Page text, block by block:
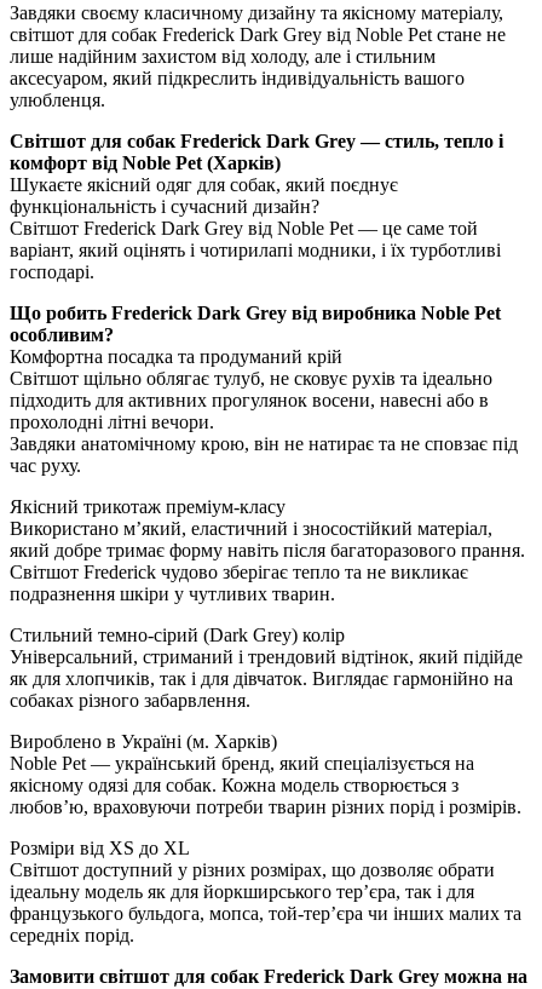
Завдяки своєму класичному дизайну та якісному матеріалу,
світшот для собак Frederick Dark Grey від Noble Pet стане не
лише надійним захистом від холоду, але і стильним
аксесуаром, який підкреслить індивідуальність вашого
улюбленця.
Світшот для собак Frederick Dark Grey — стиль, тепло і
комфорт від Noble Pet (Харків)
Шукаєте якісний одяг для собак, який поєднує
функціональність і сучасний дизайн?
Світшот Frederick Dark Grey від Noble Pet — це саме той
варіант, який оцінять і чотирилапі модники, і їх турботливі
господарі.
Що робить Frederick Dark Grey від виробника Noble Pet
особливим?
Комфортна посадка та продуманий крій
Світшот щільно облягає тулуб, не сковує рухів та ідеально
підходить для активних прогулянок восени, навесні або в
прохолодні літні вечори.
Завдяки анатомічному крою, він не натирає та не сповзає під
час руху.
Якісний трикотаж преміум-класу
Використано м’який, еластичний і зносостійкий матеріал,
який добре тримає форму навіть після багаторазового прання.
Світшот Frederick чудово зберігає тепло та не викликає
подразнення шкіри у чутливих тварин.
Стильний темно-сірий (Dark Grey) колір
Універсальний, стриманий і трендовий відтінок, який підійде
як для хлопчиків, так і для дівчаток. Виглядає гармонійно на
собаках різного забарвлення.
Вироблено в Україні (м. Харків)
Noble Pet — український бренд, який спеціалізується на
якісному одязі для собак. Кожна модель створюється з
любов’ю, враховуючи потреби тварин різних порід і розмірів.
Розміри від XS до XL
Світшот доступний у різних розмірах, що дозволяє обрати
ідеальну модель як для йоркширського тер’єра, так і для
французького бульдога, мопса, той-тер’єра чи інших малих та
середніх порід.
Замовити світшот для собак Frederick Dark Grey можна на